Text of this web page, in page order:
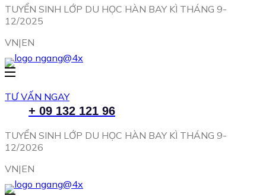
TUYỂN SINH LỚP DU HỌC HÀN BAY KÌ THÁNG 9-
12/2025
VN|EN
TƯ VẤN NGAY
+ 09 132 121 96
TUYỂN SINH LỚP DU HỌC HÀN BAY KÌ THÁNG 9-
12/2026
VN|EN